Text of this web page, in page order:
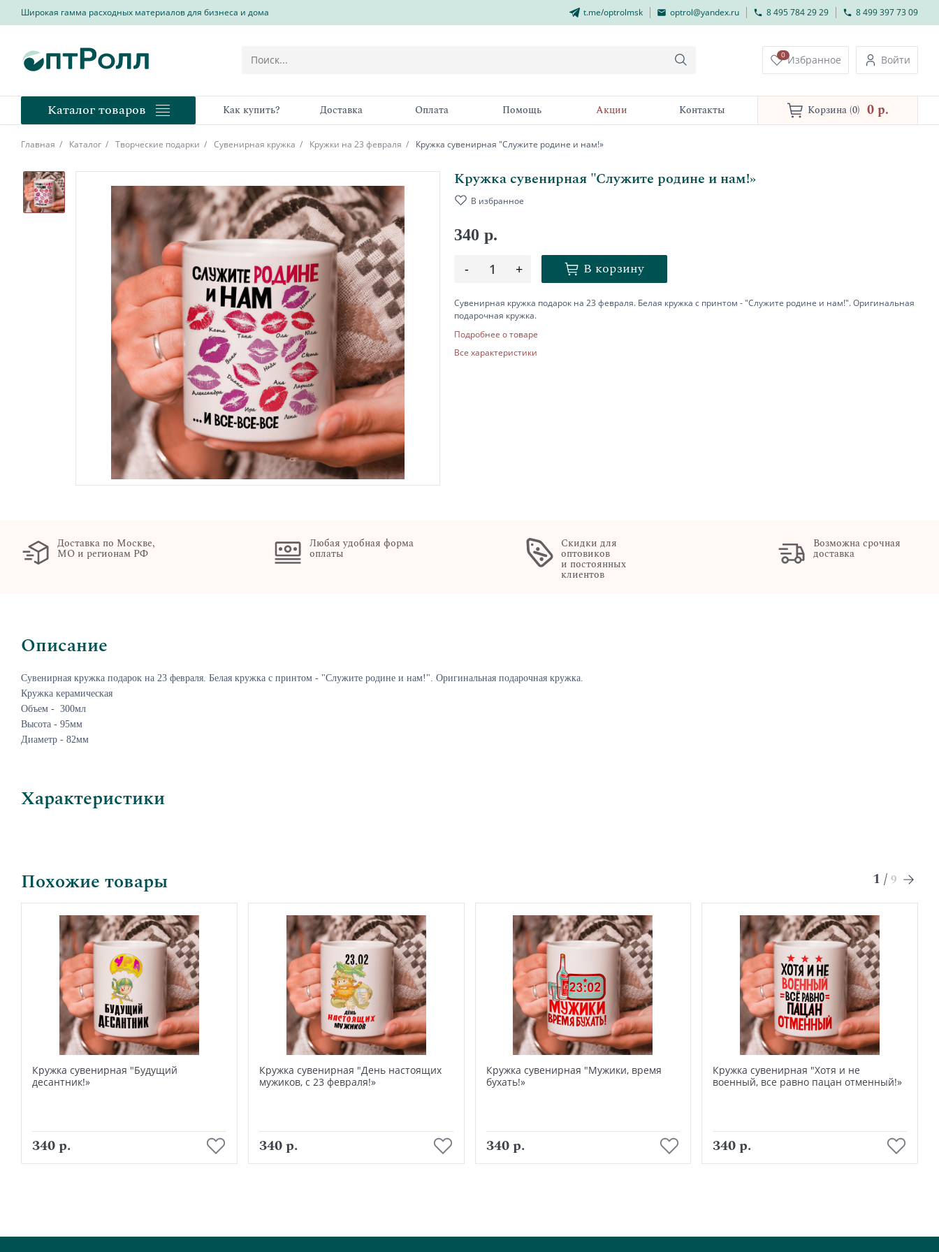
Широкая гамма расходных материалов для бизнеса и дома t.me/optrolmsk optrol@yandex.ru 8 495 784 29 29 8 499 397 73 09
0 Избранное Войти
Каталог товаров Как купить? Доставка Оплата Помощь Акции Контакты Корзина (0) 0 p.
Главная Каталог Творческие подарки Сувенирная кружка Кружки на 23 февраля Кружка сувенирная "Служите родине и нам!»
Кружка сувенирная "Служите родине и нам!»
В избранное
340 р.
- 1 + В корзину
Сувенирная кружка подарок на 23 февраля. Белая кружка с принтом - "Служите родине и нам!". Оригинальная
подарочная кружка.
Подробнее о товаре
Все характеристики
Доставка по Москве,
МО и регионам РФ
Любая удобная форма
оплаты
Скидки для
оптовиков
и постоянных
клиентов
Возможна срочная
доставка
Описание
Сувенирная кружка подарок на 23 февраля. Белая кружка с принтом - "Служите родине и нам! ". Оригинальная подарочная кружка.
Кружка керамическая
Объем - 300мл
Высота - 95мм
Диаметр - 82мм
Характеристики
Похожие товары 1 / 9
Кружка сувенирная "Будущий
десантник!»
340 р.
Кружка сувенирная "День настоящих
мужиков, с 23 февраля!»
340 р.
Кружка сувенирная "Мужики, время
бухать!»
340 р.
Кружка сувенирная "Хотя и не
военный, все равно пацан отменный!»
340 р.